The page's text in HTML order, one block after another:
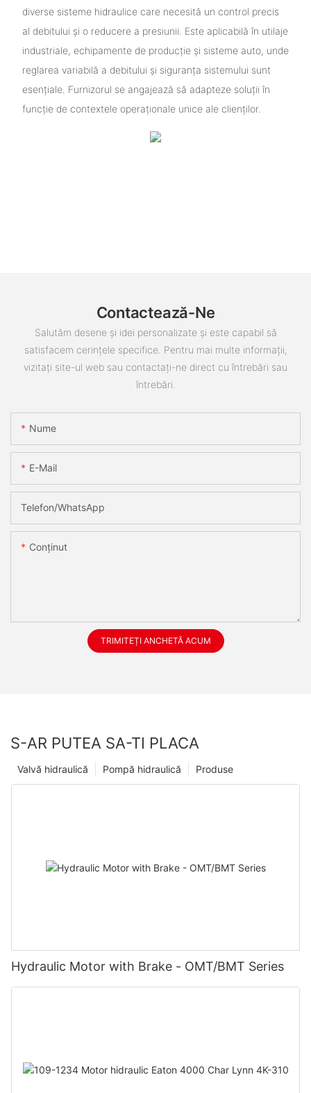
diverse sisteme hidraulice care necesită un control precis
al debitului și o reducere a presiunii. Este aplicabilă în utilaje
industriale, echipamente de producție și sisteme auto, unde
reglarea variabilă a debitului și siguranța sistemului sunt
esențiale. Furnizorul se angajează să adapteze soluții în
funcție de contextele operaționale unice ale clienților.
Contactează-Ne
Salutăm desene și idei personalizate și este capabil să
satisfacem cerințele specifice. Pentru mai multe informații,
vizitați site-ul web sau contactați-ne direct cu întrebări sau
întrebări.
Nume
E-Mail
Telefon/WhatsApp
Conţinut
TRIMITEȚI ANCHETĂ ACUM
S-AR PUTEA SA-TI PLACA
Produse
Pompă hidraulică
Valvă hidraulică
Hydraulic Motor with Brake - OMT/BMT Series